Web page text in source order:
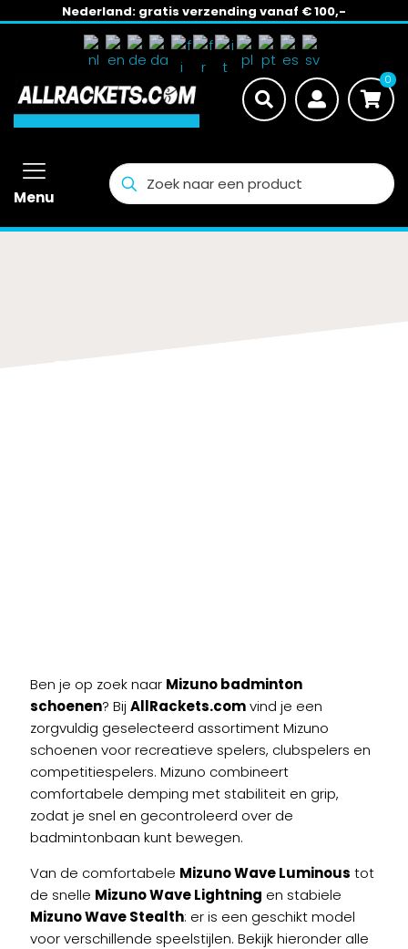
Nederland: gratis verzending vanaf € 100,-
0
Menu
Ben je op zoek naar Mizuno badminton
schoenen? Bij AllRackets.comvind je een
zorgvuldig geselecteerd assortiment Mizuno
schoenen voor recreatieve spelers, clubspelers en
competitiespelers. Mizuno combineert
comfortabele demping met stabiliteit en grip,
zodat je snel en gecontroleerd over de
badmintonbaan kunt bewegen.
Van de comfortabele Mizuno Wave Luminous tot
de snelle Mizuno Wave Lightning en stabiele
Mizuno Wave Stealth: er is een geschikt model
voor verschillende speelstijlen. Bekijk hieronder alle